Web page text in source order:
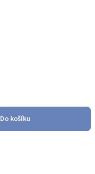
Do košíku